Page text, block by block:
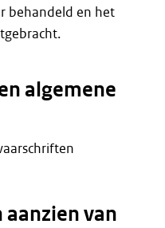
behandeld en het
algemene
van